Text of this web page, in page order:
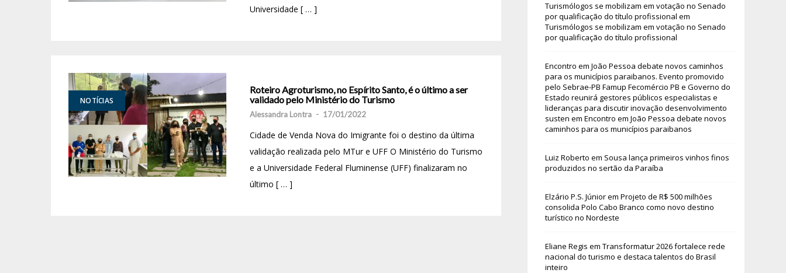
Universidade [ … ]
NOTÍCIAS
Roteiro Agroturismo, no Espírito Santo, é o último a ser
validado pelo Ministério do Turismo
Alessandra Lontra - 17/01/2022
Cidade de Venda Nova do Imigrante foi o destino da última
validação realizada pelo MTur e UFF O Ministério do Turismo
e a Universidade Federal Fluminense (UFF) finalizaram no
último [ … ]
Turismólogos se mobilizam em votação no Senado
por qualificação do título profissional em
Turismólogos se mobilizam em votação no Senado
por qualificação do título profissional
Encontro em João Pessoa debate novos caminhos
para os municípios paraibanos. Evento promovido
pelo Sebrae-PB Famup Fecomércio PB e Governo do
Estado reunirá gestores públicos especialistas e
lideranças para discutir inovação desenvolvimento
susten em Encontro em João Pessoa debate novos
caminhos para os municípios paraibanos
Luiz Roberto em Sousa lança primeiros vinhos finos
produzidos no sertão da Paraíba
Elzário P.S. Júniorem Projeto de R$ 500 milhões
consolida Polo Cabo Branco como novo destino
turístico no Nordeste
Eliane Regis em Transformatur 2026 fortalece rede
nacional do turismo e destaca talentos do Brasil
inteiro